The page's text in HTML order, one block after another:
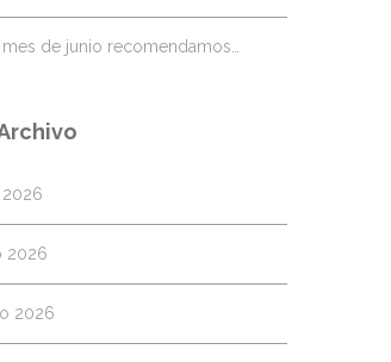
mes de junio recomendamos…
2026
2026